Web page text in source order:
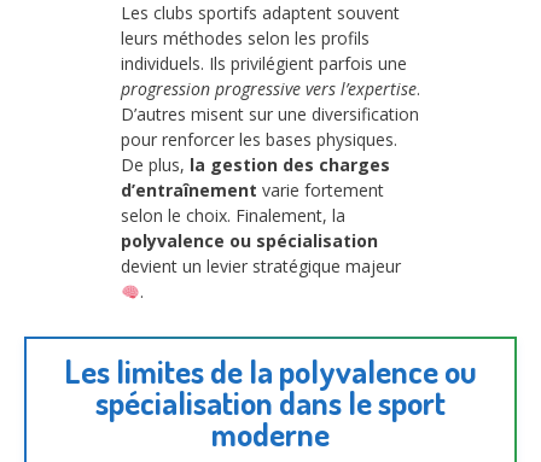
Les clubs sportifs adaptent souvent
leurs méthodes selon les profils
individuels. Ils privilégient parfois une
progression progressive vers l’expertise.
D’autres misent sur une diversification
pour renforcer les bases physiques.
De plus, la gestion des charges
d’entraînement varie fortement
selon le choix. Finalement, la
polyvalence ou spécialisation
devient un levier stratégique majeur
.
Les limites de la polyvalence ou
spécialisation dans le sport
moderne